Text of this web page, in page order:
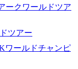
ークワールドツア
ツアー
ワールドチャンピ